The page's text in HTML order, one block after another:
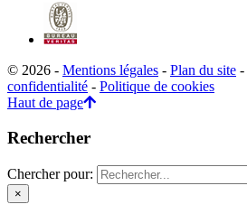
© 2026 - Mentions légales - Plan du site -
confidentialité - Politique de cookies
Haut de page
Rechercher
Chercher pour:
×